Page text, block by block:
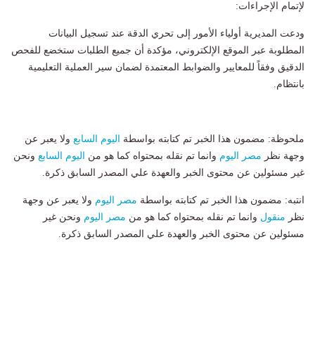
لإتمام الإجراءات:
​ودعت المديرية أولياء الأمور إلى تحري الدقة عند تسجيل البيانات
المطلوبة عبر الموقع الإلكتروني، مؤكدة أن جميع الطلبات ستخضع للفحص
الدقيق وفقاً للمعايير والضوابط المعتمدة لضمان سير العملية التعليمية
بانتظام.
ملحوظة: مضمون هذا الخبر تم كتابته بواسطة اليوم السابع ولا يعبر عن
وجهة نظر مصر اليوم وانما تم نقله بمحتواه كما هو من اليوم السابع ونحن
غير مسئولين عن محتوى الخبر والعهدة علي المصدر السابق ذكرة.
انتبه: مضمون هذا الخبر تم كتابته بواسطة مصر اليوم ولا يعبر عن وجهة
نظر منقول وانما تم نقله بمحتواه كما هو من مصر اليوم ونحن غير
مسئولين عن محتوى الخبر والعهدة علي المصدر السابق ذكرة.